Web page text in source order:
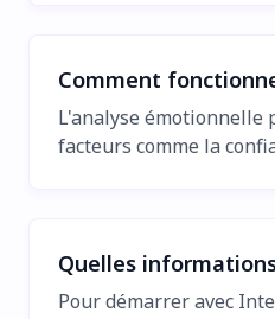
Comment
L'analyse émotionnelle
facteurs comme la
Quelles
Pour démarrer avec